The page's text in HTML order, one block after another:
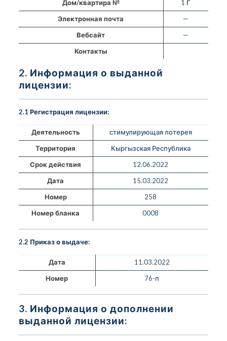
Дом/квартира №
1 Г
Электронная почта
—
Вебсайт
—
Контакты
2. Информация о выданной
лицензии:
2.1 Регистрация лицензии:
Деятельность
стимулирующая лотерея
Территория
Кыргызская Республика
Срок действия
12.06.2022
Дата
15.03.2022
Номер
258
Номер бланка
0008
2.2 Приказ о выдаче:
Дата
11.03.2022
Номер
76-п
3. Информация о дополнении
выданной лицензии: